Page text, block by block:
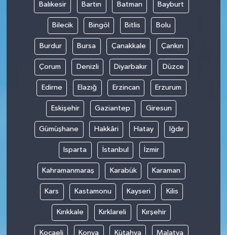
Balıkesir Bartın Batman Bayburt
Bilecik Bingöl Bitlis Bolu
Burdur Bursa Çanakkale Çankırı
Çorum Denizli Diyarbakır Düzce
Edirne Elazığ Erzincan Erzurum
Eskişehir Gaziantep Giresun
Gümüşhane Hakkâri Hatay Iğdır
Isparta İstanbul İzmir
Kahramanmaraş Karabük Karaman
Kars Kastamonu Kayseri Kilis
Kırıkkale Kırklareli Kırşehir
Kocaeli Konya Kütahya Malatya